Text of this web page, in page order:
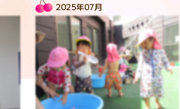
2025年07月